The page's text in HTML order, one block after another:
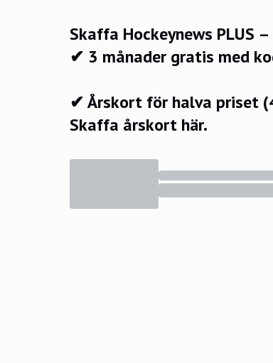
Skaffa Hockeynews PLUS
✔ 3 månader gratis med
✔ Årskort för halva priset
Skaffa årskort här.